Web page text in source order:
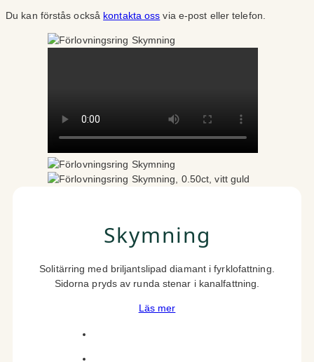
Du kan förstås också kontakta oss via e-post eller telefon.
Skymning
Solitärring med briljantslipad diamant i fyrklofattning.
Sidorna pryds av runda stenar i kanalfattning.
Läs mer